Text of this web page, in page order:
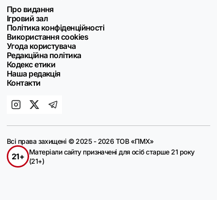
Про видання
Ігровий зал
Політика конфіденційності
Використання cookies
Угода користувача
Редакційна політика
Кодекс етики
Наша редакція
Контакти
Всі права захищені © 2025 - 2026 ТОВ «ПМХ»
21+
Матеріали сайту призначені для осіб старше 21 року
(21+)